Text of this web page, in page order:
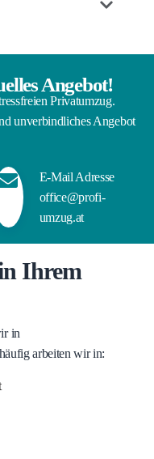
Angebot!
Privatumzug.
unverbindliches Angebot
E-Mail Adresse
office@profi-
umzug.at
Ihrem
in
arbeiten wir in: